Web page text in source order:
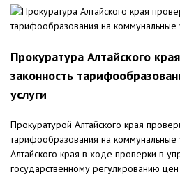
Прокуратура Алтайского
законность
услуги
Прокуратурой Алтайского края
тарифообразования на коммунальные
Алтайского края в ходе проверки в
государственному регулированию